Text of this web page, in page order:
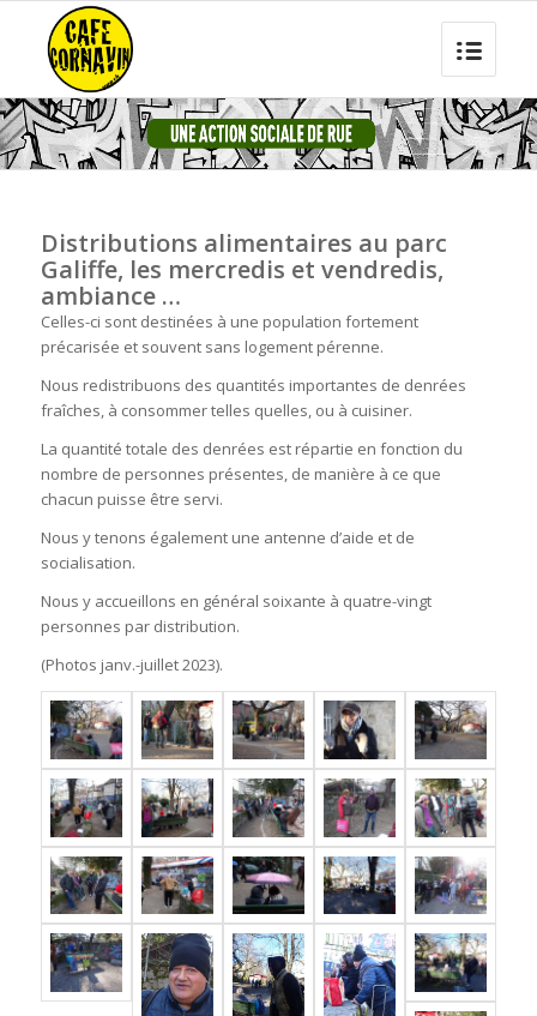
Distributions alimentaires au parc
Galiffe, les mercredis et vendredis,
ambiance …
Celles-ci sont destinées à une population fortement
précarisée et souvent sans logement pérenne.
Nous redistribuons des quantités importantes de denrées
fraîches, à consommer telles quelles, ou à cuisiner.
La quantité totale des denrées est répartie en fonction du
nombre de personnes présentes, de manière à ce que
chacun puisse être servi.
Nous y tenons également une antenne d’aide et de
socialisation.
Nous y accueillons en général soixante à quatre-vingt
personnes par distribution.
(Photos janv.-juillet 2023).